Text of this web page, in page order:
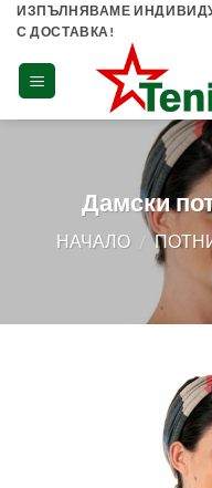
Skip
content
ИЗПЪЛНЯВАМЕ
С ДОСТАВКА!
Дамски
НАЧАЛО /